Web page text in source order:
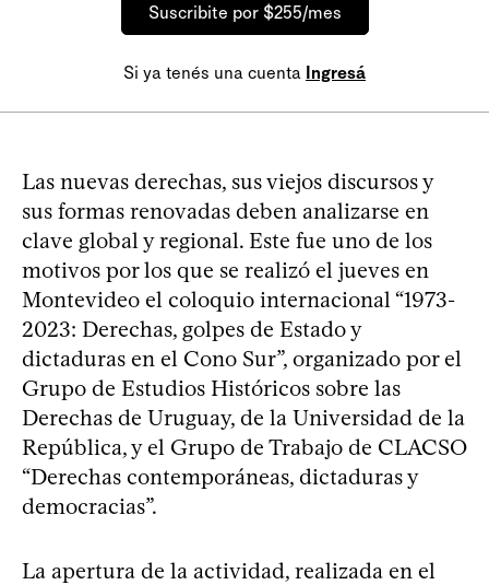
Suscribite por $255/mes
Si ya tenés una cuenta Ingresá
Las nuevas derechas, sus viejos discursos y
sus formas renovadas deben analizarse en
clave global y regional. Este fue uno de los
motivos por los que se realizó el jueves en
Montevideo el coloquio internacional “1973-
2023: Derechas, golpes de Estado y
dictaduras en el Cono Sur”, organizado por el
Grupo de Estudios Históricos sobre las
Derechas de Uruguay, de la Universidad de la
República, y el Grupo de Trabajo de CLACSO
“Derechas contemporáneas, dictaduras y
democracias”.
La apertura de la actividad, realizada en el